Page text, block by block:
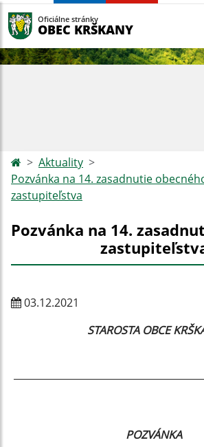
Oficiálne stránky
OBEC KRŠKANY
Aktuality
Pozvánka na 14. zasadnutie
zastupiteľstva
Pozvánka na 14.
03.12.2021
STAROSTA OBCE
POZVÁNKA